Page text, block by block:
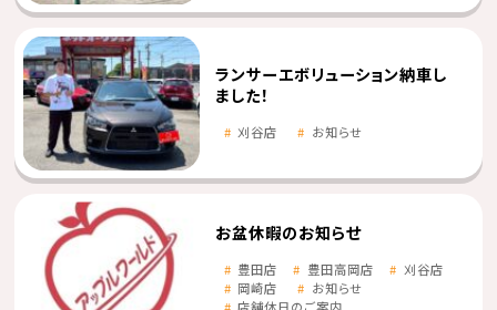
ランサーエボリューション納車し
ました！
刈谷店 お知らせ
お盆休暇のお知らせ
豊田店 豊田高岡店
刈谷店
岡崎店
お知らせ
店舗休日のご案内